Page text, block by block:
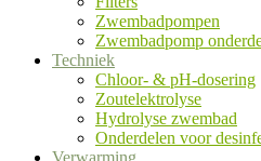
Zwembadpompen
Zwembadpomp
Techniek
Chloor- & pH-dosering
Zoutelektrolyse
Hydrolyse zwembad
Onderdelen voor
Verwarming